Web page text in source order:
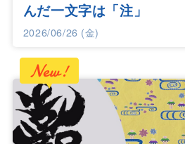
んだ一文字は「注」
2026/06/26 (金)